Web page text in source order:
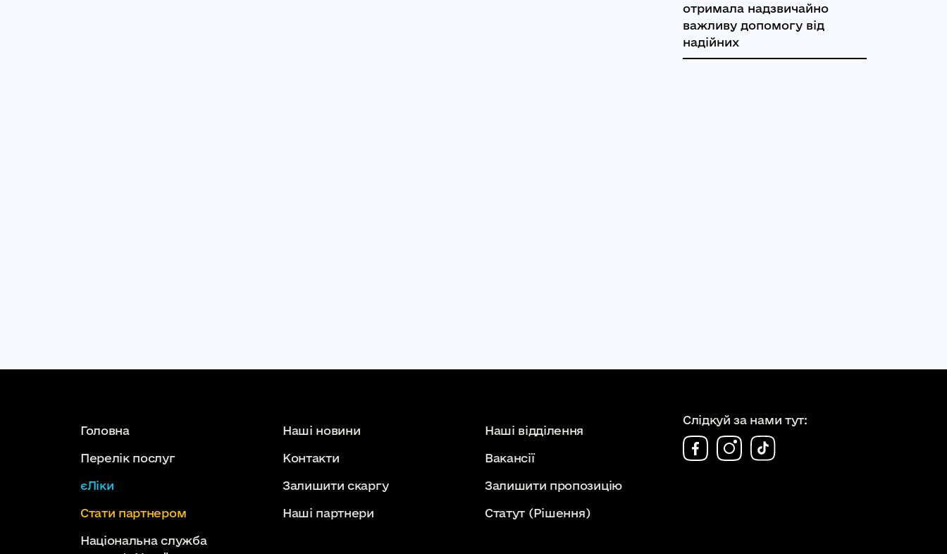
отримала надзвичайно
важливу допомогу від
надійних
Головна Наші новини Наші відділення
Перелік послуг Контакти Вакансії
єЛіки Залишити скаргу Залишити пропозицію
Стати партнером Наші партнери Статут (Рішення)
Національна служба
Слідкуй за нами тут: